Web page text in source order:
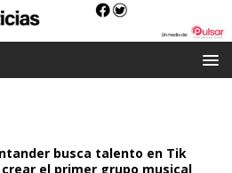
busca talento en Tik
el primer grupo musical